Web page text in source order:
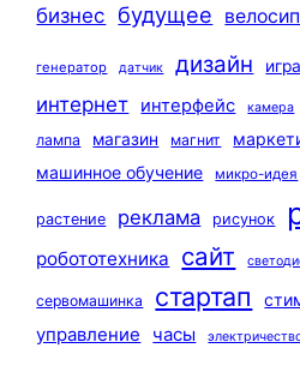
бизнес будущее
генератор датчик дизайн игра
интернет интерфейс камера
лампа
магазин магнит
машинное обучение
микро-идея
растение реклама рисунок
робототехника сайт
сервомашинка стартап
управление часы